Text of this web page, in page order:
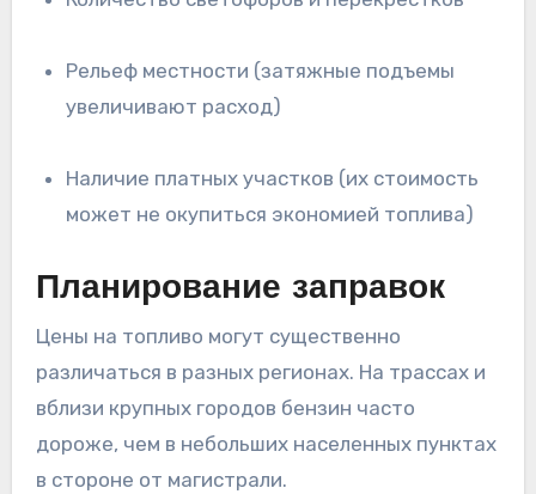
Рельеф местности (затяжные подъемы
увеличивают расход)
Наличие платных участков (их стоимость
может не окупиться экономией топлива)
Планирование заправок
Цены на топливо могут существенно
различаться в разных регионах. На трассах и
вблизи крупных городов бензин часто
дороже, чем в небольших населенных пунктах
в стороне от магистрали.